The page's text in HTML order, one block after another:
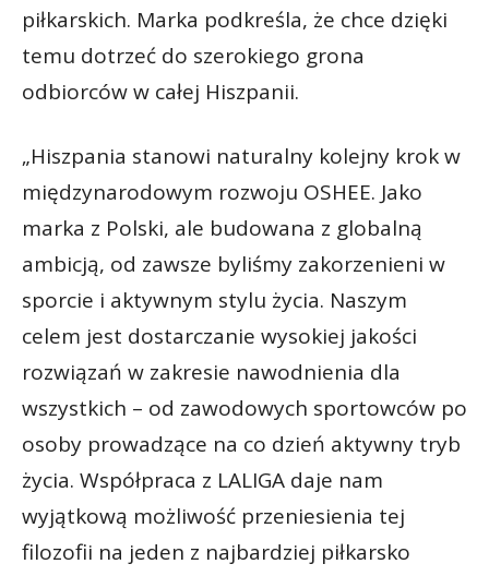
piłkarskich. Marka podkreśla, że chce dzięki
temu dotrzeć do szerokiego grona
odbiorców w całej Hiszpanii.
„Hiszpania stanowi naturalny kolejny krok w
międzynarodowym rozwoju OSHEE. Jako
marka z Polski, ale budowana z globalną
ambicją, od zawsze byliśmy zakorzenieni w
sporcie i aktywnym stylu życia. Naszym
celem jest dostarczanie wysokiej jakości
rozwiązań w zakresie nawodnienia dla
wszystkich – od zawodowych sportowców po
osoby prowadzące na co dzień aktywny tryb
życia. Współpraca z LALIGA daje nam
wyjątkową możliwość przeniesienia tej
filozofii na jeden z najbardziej piłkarsko